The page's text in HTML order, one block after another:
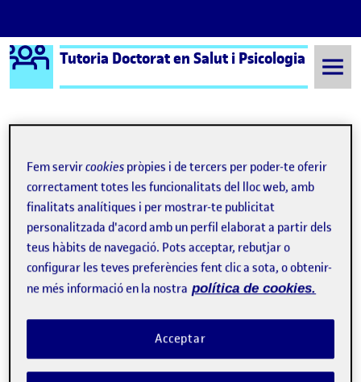
Saltar al contingut
Logo Ágora
Tutoria Doctorat en Salut i Psicologia
Semestre 20231 - Aula 646 Active Aging
Active Aging
Publicat permHealth BCN Conference 2025
Publicat per
María Angeles Fuentes Expósito
Visibilitat:
Públic-Data de publicació
14 Març 2025 14 març, 2025 3:18 pm
-comentariel mHealth BCN Conference 2025
Fem servircookies pròpies i de tercers per poder-te oferir
correctament totes les funcionalitats del lloc web, amb
finalitats analítiques i per mostrar-te publicitat
personalitzada d'acord amb un perfil elaborat a partir dels
teus hàbits de navegació. Pots acceptar, rebutjar o
configurar les teves preferències fent clic a sota, o obtenir-
ne més informació en la nostra política de cookies.
Acceptar